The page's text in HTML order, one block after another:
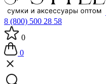
8 (800) 500 28 58
0
0